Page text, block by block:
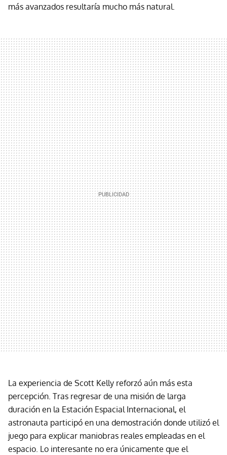
más avanzados resultaría mucho más natural.
La experiencia de Scott Kelly reforzó aún más esta
percepción. Tras regresar de una misión de larga
duración en la Estación Espacial Internacional, el
astronauta participó en una demostración donde utilizó el
juego para explicar maniobras reales empleadas en el
espacio. Lo interesante no era únicamente que el